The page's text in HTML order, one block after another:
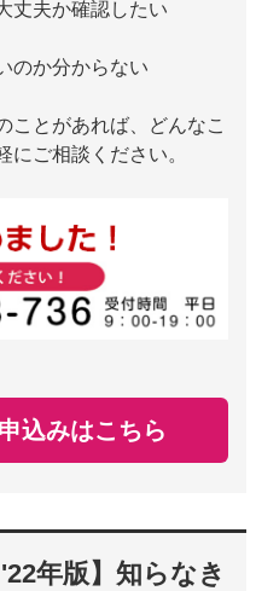
丈夫か確認したい
のか分からない
ことがあれば、どんなこ
にご相談ください。
込みはこちら
年版】知らなき